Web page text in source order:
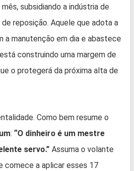
subsidiando a indústria de
reposição. Aquele que adota a
a manutenção em dia e abastece
construindo uma margem de
o protegerá da próxima alta de
Como bem resume o
: “O dinheiro é um mestre
servo.” Assuma o volante
comece a aplicar esses 17